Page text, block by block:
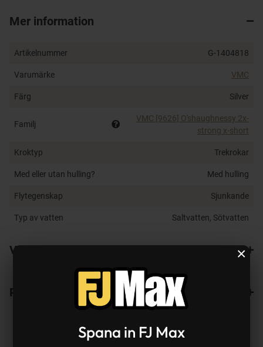
Spana in FJ Max
×
Hi-Carbon Steel
Short Shank
Perma Steel coating
Mer information
Artikelnummer G-1404818
Varumärke VMC
Färg Silver
Familj
VMC [9626] O'shaughnessy 2x-
strong x-short
Kroktyp Trekrokar
Med eller utan hulling? Med hulling
Flytegenskap Sjunkande
Typ av vatten Saltvatten, Sötvatten
Varianter
Recensioner